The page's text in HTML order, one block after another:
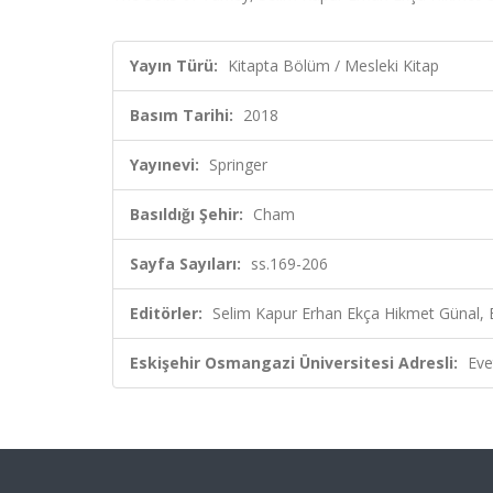
Yayın Türü: Kitapta Bölüm / Mesleki Kitap
Basım Tarihi: 2018
Yayınevi: Springer
Basıldığı Şehir: Cham
Sayfa Sayıları: ss.169-206
Editörler: Selim Kapur Erhan Ekça Hikmet Günal,
Eskişehir Osmangazi Üniversitesi Adresli: